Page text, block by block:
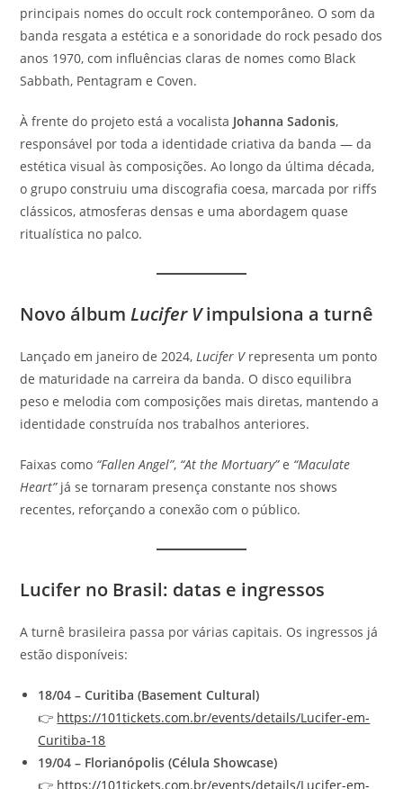
principais nomes do occult rock contemporâneo. O som da
banda resgata a estética e a sonoridade do rock pesado dos
anos 1970, com influências claras de nomes como Black
Sabbath, Pentagram e Coven.
À frente do projeto está a vocalista Johanna Sadonis,
responsável por toda a identidade criativa da banda — da
estética visual às composições. Ao longo da última década,
o grupo construiu uma discografia coesa, marcada por riffs
clássicos, atmosferas densas e uma abordagem quase
ritualística no palco.
Novo álbumLucifer Vimpulsiona a turnê
Lançado em janeiro de 2024,Lucifer Vrepresenta um ponto
de maturidade na carreira da banda. O disco equilibra
peso e melodia com composições mais diretas, mantendo a
identidade construída nos trabalhos anteriores.
Faixas como “Fallen Angel”, “At the Mortuary”e “Maculate
Heart”já se tornaram presença constante nos shows
recentes, reforçando a conexão com o público.
Lucifer no Brasil: datas e ingressos
A turnê brasileira passa por várias capitais. Os ingressos já
estão disponíveis:
18/04 – Curitiba (Basement Cultural)
👉 https://101tickets.com.br/events/details/Lucifer-em-
Curitiba-18
19/04 – Florianópolis (Célula Showcase)
👉 https://101tickets.com.br/events/details/Lucifer-em-